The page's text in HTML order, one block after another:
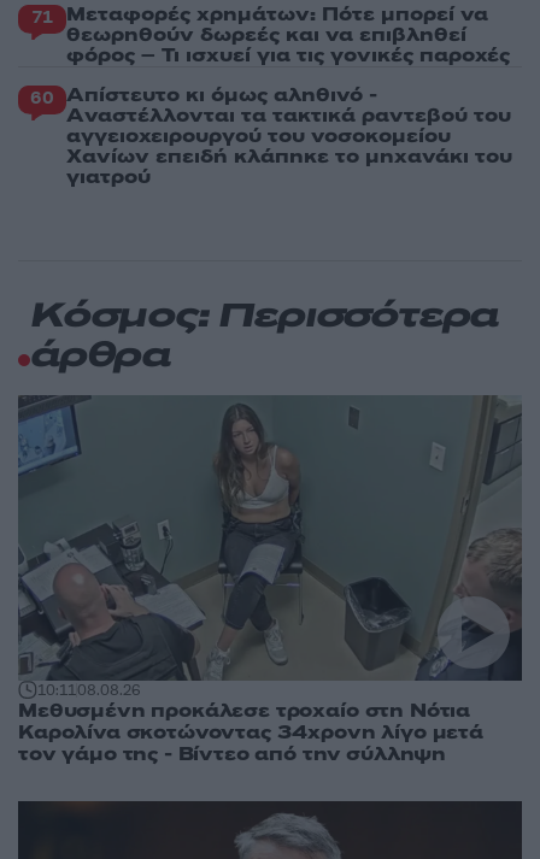
71 Μεταφορές χρημάτων: Πότε μπορεί να
θεωρηθούν δωρεές και να επιβληθεί
φόρος – Τι ισχυεί για τις γονικές παροχές
60 Απίστευτο κι όμως αληθινό -
Aναστέλλονται τα τακτικά ραντεβού του
αγγειοχειρουργού του νοσοκομείου
Χανίων επειδή κλάπηκε το μηχανάκι του
γιατρού
Κόσμος: Περισσότερα
άρθρα
10:1108.08.26
Μεθυσμένη προκάλεσε τροχαίο στη Νότια
Καρολίνα σκοτώνοντας 34χρονη λίγο μετά
τον γάμο της - Βίντεο από την σύλληψη